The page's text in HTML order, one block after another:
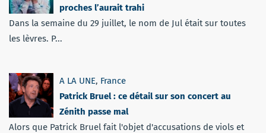
proches l’aurait trahi
Dans la semaine du 29 juillet, le nom de Jul était sur toutes
les lèvres. P...
A LA UNE, France
Patrick Bruel : ce détail sur son concert au
Zénith passe mal
Alors que Patrick Bruel fait l'objet d'accusations de viols et